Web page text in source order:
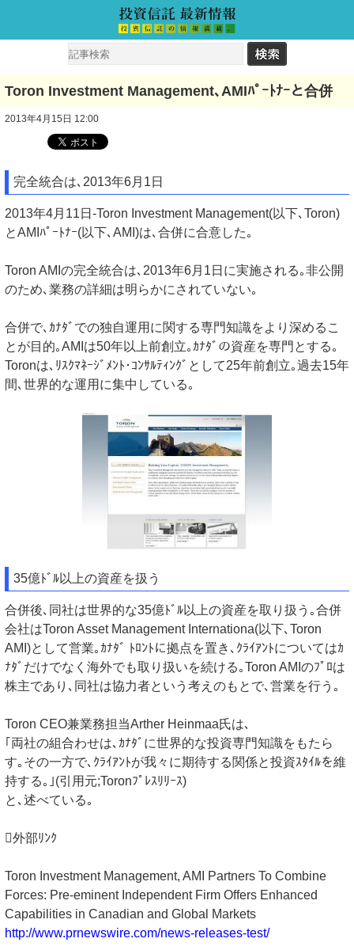
Toron Investment Management､AMIﾊﾟｰﾄﾅｰと合併
2013年4月15日 12:00
完全統合は､2013年6月1日
2013年4月11日-Toron Investment Management(以下､Toron)
とAMIﾊﾟｰﾄﾅｰ(以下､AMI)は､合併に合意した｡
Toron AMIの完全統合は､2013年6月1日に実施される｡非公開
のため､業務の詳細は明らかにされていない｡
合併で､ｶﾅﾀﾞでの独自運用に関する専門知識をより深めるこ
とが目的｡AMIは50年以上前創立｡ｶﾅﾀﾞの資産を専門とする｡
Toronは､ﾘｽｸﾏﾈｰｼﾞﾒﾝﾄ･ｺﾝｻﾙﾃｨﾝｸﾞとして25年前創立｡過去15年
間､世界的な運用に集中している｡
35億ﾄﾞﾙ以上の資産を扱う
合併後､同社は世界的な35億ﾄﾞﾙ以上の資産を取り扱う｡合併
会社はToron Asset Management Internationa(以下､Toron
AMI)として営業｡ｶﾅﾀﾞ ﾄﾛﾝﾄに拠点を置き､ｸﾗｲｱﾝﾄについてはｶ
ﾅﾀﾞだけでなく海外でも取り扱いを続ける｡Toron AMIのﾌﾟﾛは
株主であり､同社は協力者という考えのもとで､営業を行う｡
Toron CEO兼業務担当Arther Heinmaa氏は､
｢両社の組合わせは､ｶﾅﾀﾞに世界的な投資専門知識をもたら
す｡その一方で､ｸﾗｲｱﾝﾄが我々に期待する関係と投資ｽﾀｲﾙを維
持する｡｣(引用元;Toronﾌﾟﾚｽﾘﾘｰｽ)
と､述べている｡
外部ﾘﾝｸ
Toron Investment Management, AMI Partners To Combine
Forces: Pre-eminent Independent Firm Offers Enhanced
Capabilities in Canadian and Global Markets
http://www.prnewswire.com/news-releases-test/